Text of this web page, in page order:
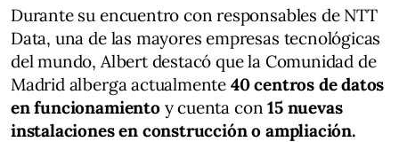
Durante su encuentro con responsables de NTT
Data, una de las mayores empresas tecnológicas
del mundo, Albert destacó que la Comunidad de
Madrid alberga actualmente 40 centros de datos
en funcionamiento y cuenta con15 nuevas
instalaciones en construcción o ampliación.